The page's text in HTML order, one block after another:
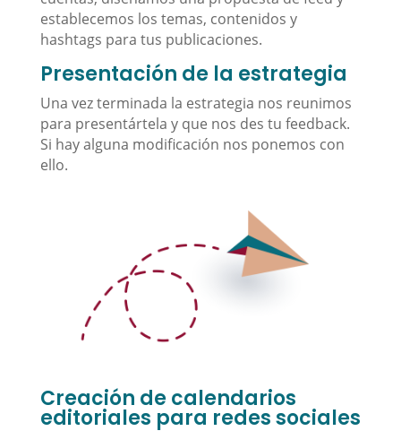
establecemos los temas, contenidos y
hashtags para tus publicaciones.
Presentación de la estrategia
Una vez terminada la estrategia nos reunimos
para presentártela y que nos des tu feedback.
Si hay alguna modificación nos ponemos con
ello.
Creación de calendarios
editoriales para redes sociales